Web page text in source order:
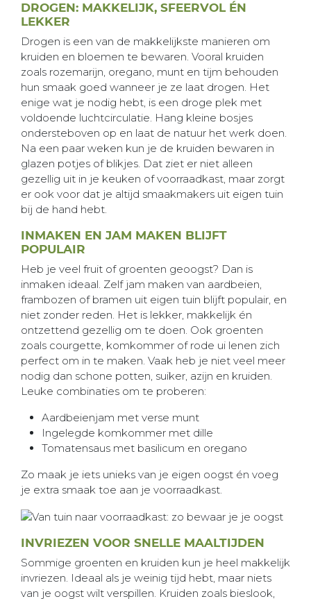
DROGEN: MAKKELIJK, SFEERVOL ÉN
LEKKER
Drogen is een van de makkelijkste manieren om
kruiden en bloemen te bewaren. Vooral kruiden
zoals rozemarijn, oregano, munt en tijm behouden
hun smaak goed wanneer je ze laat drogen. Het
enige wat je nodig hebt, is een droge plek met
voldoende luchtcirculatie. Hang kleine bosjes
ondersteboven op en laat de natuur het werk doen.
Na een paar weken kun je de kruiden bewaren in
glazen potjes of blikjes. Dat ziet er niet alleen
gezellig uit in je keuken of voorraadkast, maar zorgt
er ook voor dat je altijd smaakmakers uit eigen tuin
bij de hand hebt.
INMAKEN EN JAM MAKEN BLIJFT
POPULAIR
Heb je veel fruit of groenten geoogst? Dan is
inmaken ideaal. Zelf jam maken van aardbeien,
frambozen of bramen uit eigen tuin blijft populair, en
niet zonder reden. Het is lekker, makkelijk én
ontzettend gezellig om te doen. Ook groenten
zoals courgette, komkommer of rode ui lenen zich
perfect om in te maken. Vaak heb je niet veel meer
nodig dan schone potten, suiker, azijn en kruiden.
Leuke combinaties om te proberen:
Aardbeienjam met verse munt
Ingelegde komkommer met dille
Tomatensaus met basilicum en oregano
Zo maak je iets unieks van je eigen oogst én voeg
je extra smaak toe aan je voorraadkast.
INVRIEZEN VOOR SNELLE MAALTIJDEN
Sommige groenten en kruiden kun je heel makkelijk
invriezen. Ideaal als je weinig tijd hebt, maar niets
van je oogst wilt verspillen. Kruiden zoals bieslook,